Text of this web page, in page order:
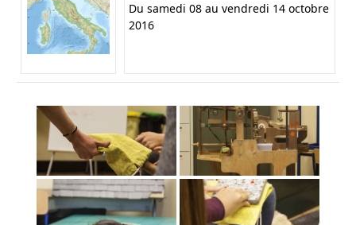
Du samedi 08 au vendredi 14 octobre
2016